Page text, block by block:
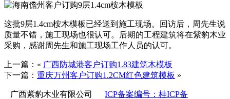
这批9层1.4cm桉木模板已经送到施工现场。回访后，周先生说
质量不错，施工现场也很认可。后期的工程建筑将在紫豹木业
采购，感谢周先生和施工现场工作人员的认可。
上一篇：« 广西防城港客户订购1.83建筑木模板
下一篇： 重庆万州客户订购1.2CM红色建筑模板 »
广西紫豹木业有限公司 ICP备案编号：桂ICP备